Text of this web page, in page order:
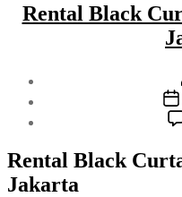
Rental Black
Rental Black
Jakarta